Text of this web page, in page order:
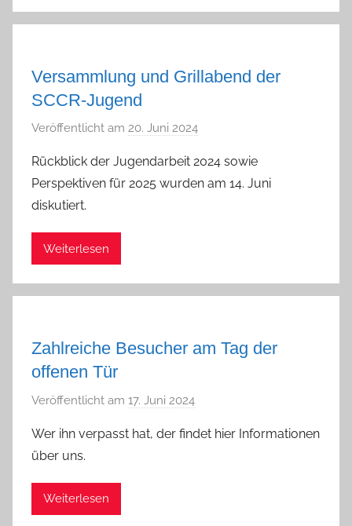
Versammlung und Grillabend der
SCCR-Jugend
Veröffentlicht am 20. Juni 2024
n
a
Rückblick der Jugendarbeit 2024 sowie
Perspektiven für 2025 wurden am 14. Juni
diskutiert.
Weiterlesen
Zahlreiche Besucher am Tag der
offenen Tür
Veröffentlicht am 17. Juni 2024
n
Wer ihn verpasst hat, der findet hier Informationen
über uns.
Weiterlesen